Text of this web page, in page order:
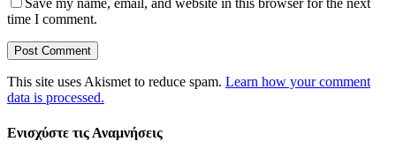
Save my name, email, and website in this browser for the next
time I comment.
This site uses Akismet to reduce spam. Learn how your comment
data is processed.
Ενισχύστε τις Αναμνήσεις